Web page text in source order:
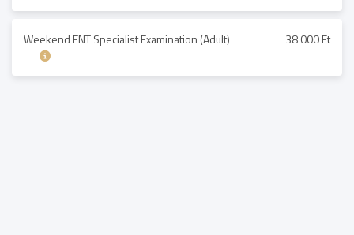
Weekend ENT Specialist Examination (Adult) 38 000 Ft